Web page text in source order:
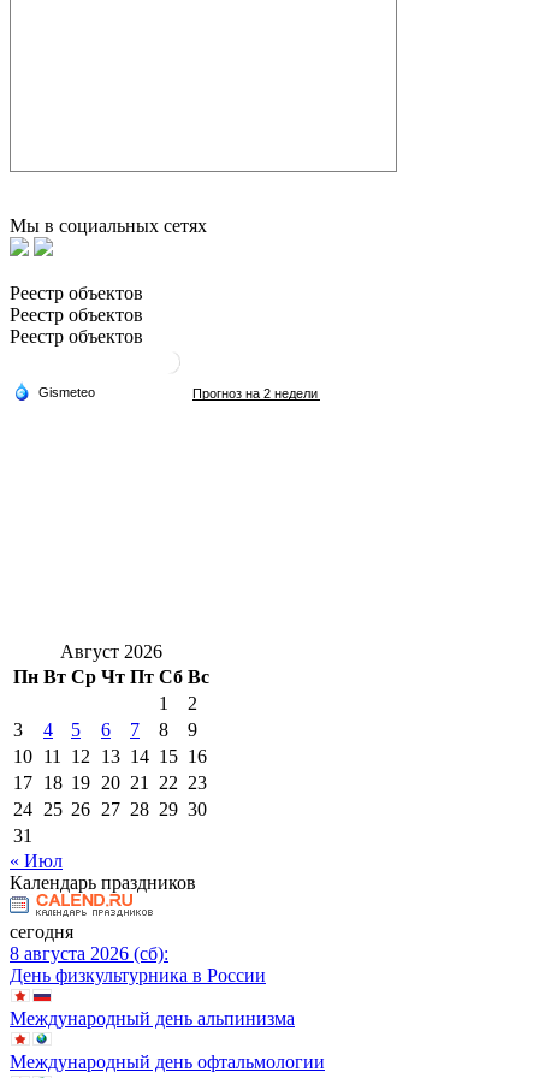
Мы в социальных сетях
Реестр объектов
Реестр объектов
Реестр объектов
Август 2026
Пн Вт Ср Чт Пт Сб Вс
1
2
3
4 5 6 7 8
9
10 11 12 13 14 15 16
17 18 19 20 21 22 23
24 25 26 27 28 29 30
31
« Июл
Календарь праздников
сегодня
8 августа 2026 (сб):
День физкультурника в России
Международный день альпинизма
Международный день офтальмологии